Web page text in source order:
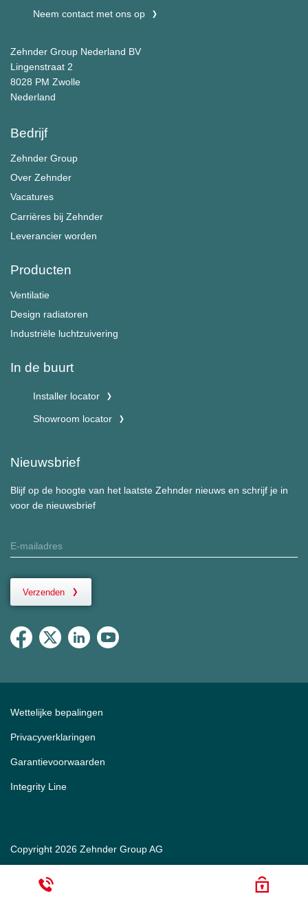
Neem contact met ons op
Zehnder Group Nederland BV
Lingenstraat 2
8028 PM Zwolle
Nederland
Bedrijf
Zehnder Group
Over Zehnder
Vacatures
Carrières bij Zehnder
Leverancier worden
Producten
Ventilatie
Design radiatoren
Industriële luchtzuivering
In de buurt
Installer locator
Showroom locator
Nieuwsbrief
Blijf op de hoogte van het laatste Zehnder nieuws en schrijf je in
voor de nieuwsbrief
Verzenden
Copyright 2026 Zehnder Group AG
Wettelijke bepalingen
Privacyverklaringen
Garantievoorwaarden
Integrity Line